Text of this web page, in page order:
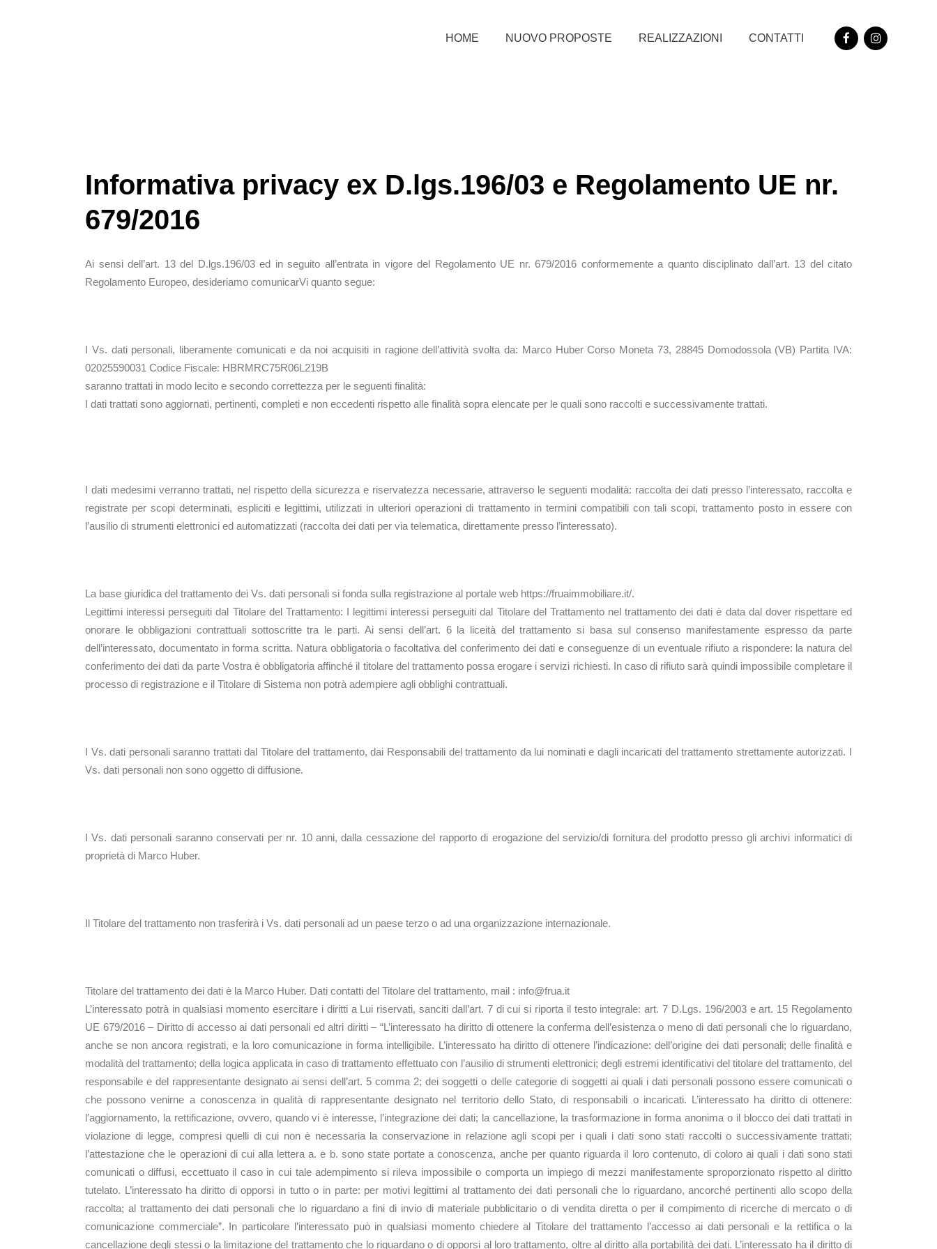
HOME NUOVO PROPOSTE REALIZZAZIONI CONTATTI
Informativa privacy ex D.lgs.196/03 e Regolamento UE nr.
679/2016
Ai sensi dell’art. 13 del D.lgs.196/03 ed in seguito all’entrata in vigore del Regolamento UE nr. 679/2016 conformemente a quanto disciplinato dall’art. 13 del citato
Regolamento Europeo, desideriamo comunicarVi quanto segue:
I Vs. dati personali, liberamente comunicati e da noi acquisiti in ragione dell’attività svolta da: Marco Huber Corso Moneta 73, 28845 Domodossola (VB) Partita IVA:
02025590031 Codice Fiscale: HBRMRC75R06L219B
saranno trattati in modo lecito e secondo correttezza per le seguenti finalità:
I dati trattati sono aggiornati, pertinenti, completi e non eccedenti rispetto alle finalità sopra elencate per le quali sono raccolti e successivamente trattati.
I dati medesimi verranno trattati, nel rispetto della sicurezza e riservatezza necessarie, attraverso le seguenti modalità: raccolta dei dati presso l’interessato, raccolta e
registrate per scopi determinati, espliciti e legittimi, utilizzati in ulteriori operazioni di trattamento in termini compatibili con tali scopi, trattamento posto in essere con
l’ausilio di strumenti elettronici ed automatizzati (raccolta dei dati per via telematica, direttamente presso l’interessato).
La base giuridica del trattamento dei Vs. dati personali si fonda sulla registrazione al portale web https://fruaimmobiliare.it/.
Legittimi interessi perseguiti dal Titolare del Trattamento: I legittimi interessi perseguiti dal Titolare del Trattamento nel trattamento dei dati è data dal dover rispettare ed
onorare le obbligazioni contrattuali sottoscritte tra le parti. Ai sensi dell’art. 6 la liceità del trattamento si basa sul consenso manifestamente espresso da parte
dell’interessato, documentato in forma scritta. Natura obbligatoria o facoltativa del conferimento dei dati e conseguenze di un eventuale rifiuto a rispondere: la natura del
conferimento dei dati da parte Vostra è obbligatoria affinché il titolare del trattamento possa erogare i servizi richiesti. In caso di rifiuto sarà quindi impossibile completare il
processo di registrazione e il Titolare di Sistema non potrà adempiere agli obblighi contrattuali.
I Vs. dati personali saranno trattati dal Titolare del trattamento, dai Responsabili del trattamento da lui nominati e dagli incaricati del trattamento strettamente autorizzati. I
Vs. dati personali non sono oggetto di diffusione.
I Vs. dati personali saranno conservati per nr. 10 anni, dalla cessazione del rapporto di erogazione del servizio/di fornitura del prodotto presso gli archivi informatici di
proprietà di Marco Huber.
Il Titolare del trattamento non trasferirà i Vs. dati personali ad un paese terzo o ad una organizzazione internazionale.
Titolare del trattamento dei dati è la Marco Huber. Dati contatti del Titolare del trattamento, mail : info@frua.it
L’interessato potrà in qualsiasi momento esercitare i diritti a Lui riservati, sanciti dall’art. 7 di cui si riporta il testo integrale: art. 7 D.Lgs. 196/2003 e art. 15 Regolamento
UE 679/2016 – Diritto di accesso ai dati personali ed altri diritti – “L’interessato ha diritto di ottenere la conferma dell’esistenza o meno di dati personali che lo riguardano,
anche se non ancora registrati, e la loro comunicazione in forma intelligibile. L’interessato ha diritto di ottenere l’indicazione: dell’origine dei dati personali; delle finalità e
modalità del trattamento; della logica applicata in caso di trattamento effettuato con l’ausilio di strumenti elettronici; degli estremi identificativi del titolare del trattamento, del
responsabile e del rappresentante designato ai sensi dell’art. 5 comma 2; dei soggetti o delle categorie di soggetti ai quali i dati personali possono essere comunicati o
che possono venirne a conoscenza in qualità di rappresentante designato nel territorio dello Stato, di responsabili o incaricati. L’interessato ha diritto di ottenere:
l’aggiornamento, la rettificazione, ovvero, quando vi è interesse, l’integrazione dei dati; la cancellazione, la trasformazione in forma anonima o il blocco dei dati trattati in
violazione di legge, compresi quelli di cui non è necessaria la conservazione in relazione agli scopi per i quali i dati sono stati raccolti o successivamente trattati;
l’attestazione che le operazioni di cui alla lettera a. e b. sono state portate a conoscenza, anche per quanto riguarda il loro contenuto, di coloro ai quali i dati sono stati
comunicati o diffusi, eccettuato il caso in cui tale adempimento si rileva impossibile o comporta un impiego di mezzi manifestamente sproporzionato rispetto al diritto
tutelato. L’interessato ha diritto di opporsi in tutto o in parte: per motivi legittimi al trattamento dei dati personali che lo riguardano, ancorché pertinenti allo scopo della
raccolta; al trattamento dei dati personali che lo riguardano a fini di invio di materiale pubblicitario o di vendita diretta o per il compimento di ricerche di mercato o di
comunicazione commerciale”. In particolare l’interessato può in qualsiasi momento chiedere al Titolare del trattamento l’accesso ai dati personali e la rettifica o la
cancellazione degli stessi o la limitazione del trattamento che lo riguardano o di opporsi al loro trattamento, oltre al diritto alla portabilità dei dati. L’interessato ha il diritto di